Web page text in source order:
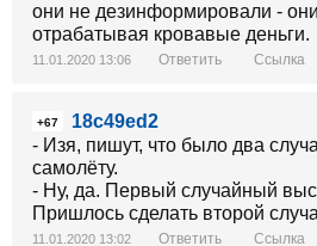
они не дезинформировали -
отрабатывая кровавые деньги.
11.01.2020 13:06 Ответить Ссылка
+67
18c49ed2
- Изя, пишут, что было два
самолёту.
- Ну, да. Первый случайный
Пришлось сделать второй
11.01.2020 13:02 Ответить Ссылка